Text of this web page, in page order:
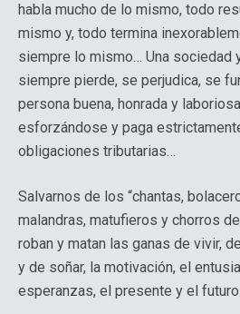
habla mucho de lo mismo, todo
mismo y, todo termina
siempre lo mismo… Una sociedad
siempre pierde, se perjudica, se
persona buena, honrada y
esforzándose y paga
obligaciones tributarias…
Salvarnos de los “chantas,
malandras, matufieros y chorros
roban y matan las ganas de vivir,
y de soñar, la motivación, el
esperanzas, el presente y el